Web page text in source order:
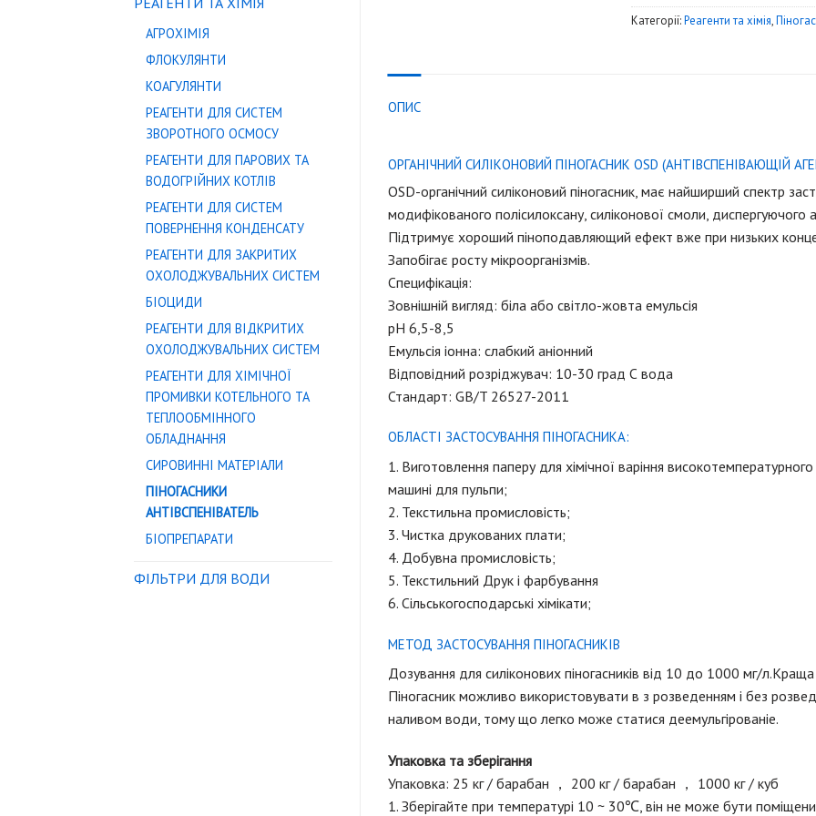
АГРОХІМІЯ
ФЛОКУЛЯНТИ
КОАГУЛЯНТИ
РЕАГЕНТИ ДЛЯ СИСТЕМ
ЗВОРОТНОГО ОСМОСУ
РЕАГЕНТИ ДЛЯ ПАРОВИХ ТА
ВОДОГРІЙНИХ КОТЛІВ
РЕАГЕНТИ ДЛЯ СИСТЕМ
ПОВЕРНЕННЯ КОНДЕНСАТУ
РЕАГЕНТИ ДЛЯ ЗАКРИТИХ
ОХОЛОДЖУВАЛЬНИХ СИСТЕМ
БІОЦИДИ
РЕАГЕНТИ ДЛЯ ВІДКРИТИХ
ОХОЛОДЖУВАЛЬНИХ СИСТЕМ
РЕАГЕНТИ ДЛЯ ХІМІЧНОЇ
ПРОМИВКИ КОТЕЛЬНОГО ТА
ТЕПЛООБМІННОГО
ОБЛАДНАННЯ
СИРОВИННІ МАТЕРІАЛИ
ПІНОГАСНИКИ
АНТІВСПЕНІВАТЕЛЬ
БІОПРЕПАРАТИ
ФІЛЬТРИ ДЛЯ ВОДИ
Категорії:Реагенти та хімія,
ОПИС
ОРГАНІЧНИЙ СИЛІКОНОВИЙ ПІНОГАСНИК OSD (АНТІВСПЕНІВАЮЩІЙ
OSD-органічний силіконовий піногасник, має найширший спектр
модифікованого полісилоксану, силіконової смоли, диспергуючого
Підтримує хороший піноподавляющий ефект вже при низьких
Запобігає росту мікроорганізмів.
Специфікація:
Зовнішній вигляд: біла або світло-жовта емульсія
рН 6,5-8,5
Емульсія іонна: слабкий аніонний
Відповідний розріджувач: 10-30 град С вода
Стандарт: GB/T 26527-2011
ОБЛАСТІ ЗАСТОСУВАННЯ ПІНОГАСНИКА:
1. Виготовлення паперу для хімічної варіння
машині для пульпи;
2. Текстильна промисловість;
3. Чистка друкованих плати;
4. Добувна промисловість;
5. Текстильний Друк і фарбування
6. Сільськогосподарські хімікати;
МЕТОД ЗАСТОСУВАННЯ ПІНОГАСНИКІВ
Дозування для силіконових піногасників від 10 до 1000 мг/
Піногасник можливо використовувати в з розведенням і без
наливом води, тому що легко може статися деемульгірованіе.
Упаковка та зберігання
Упаковка: 25 кг / барабан ， 200 кг / барабан ， 1000 кг / куб
1. Зберігайте при температурі 10 ~ 30℃, він не може бути